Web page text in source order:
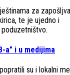
za
te je ujedno i
a" i u medijima
su i lokalni